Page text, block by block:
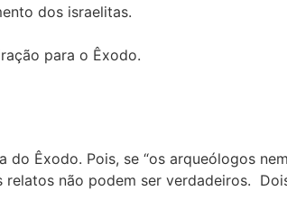
dos israelitas.
para o Êxodo.
Êxodo. Pois, se “os arqueólogos
relatos não podem ser verdadeiros.